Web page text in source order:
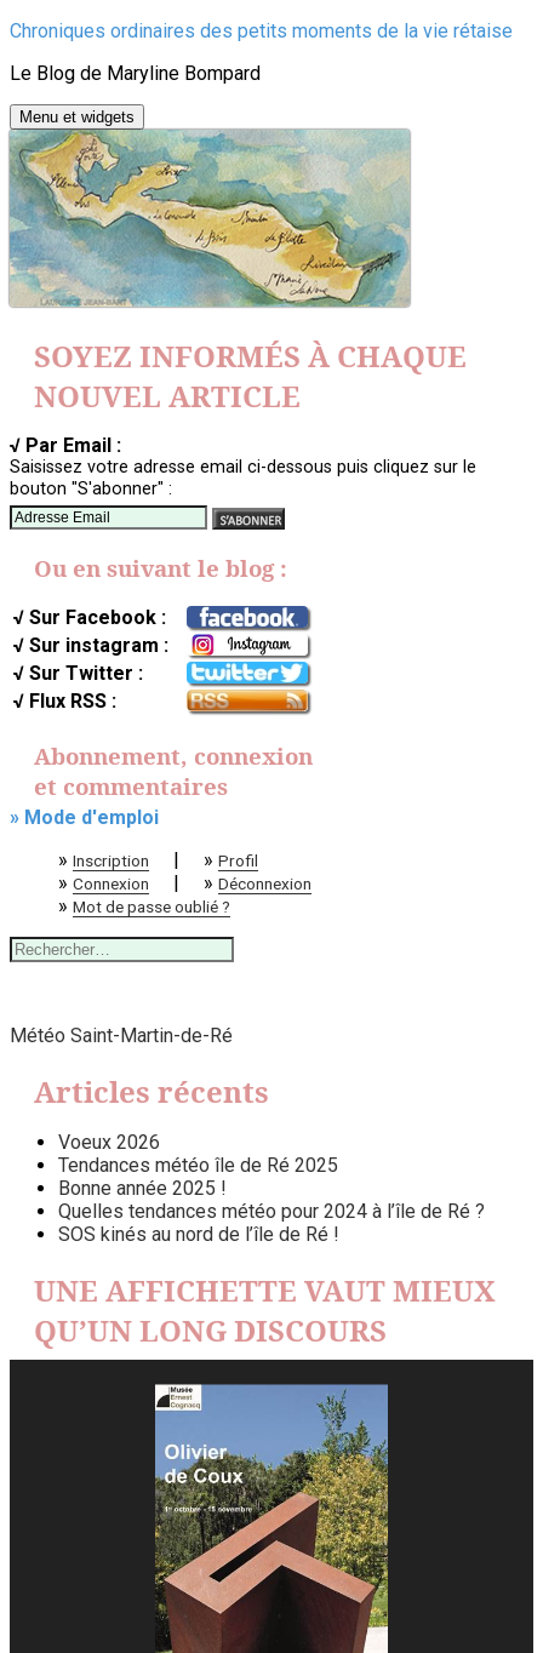
Aller
contenu
Chroniques ordinaires des petits moments de la vie rétaise
Le Blog de Maryline Bompard
Menu et widgets
SOYEZ INFORMÉS À CHAQUE
NOUVEL ARTICLE
√ Par Email :
Saisissez votre adresse email ci-dessous puis cliquez sur le
bouton "S'abonner" :
Ou en suivant le blog :
√ Sur Facebook :
√ Sur instagram :
√ Sur Twitter :
√ Flux RSS :
Abonnement, connexion
et commentaires
» Mode d'emploi
» Inscription | » Profil
» Connexion | » Déconnexion
» Mot de passe oublié ?
Rechercher :
Météo Saint-Martin-de-Ré
Articles récents
Voeux 2026
Tendances météo île de Ré 2025
Bonne année 2025 !
Quelles tendances météo pour 2024 à l’île de Ré ?
SOS kinés au nord de l’île de Ré !
UNE AFFICHETTE VAUT MIEUX
QU’UN LONG DISCOURS